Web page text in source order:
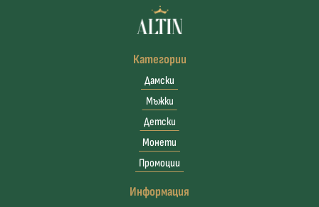
Категории
Дамски
Мъжки
Детски
Монети
Промоции
Информация